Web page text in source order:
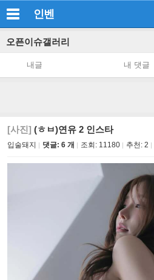
인벤
오픈이슈갤러리
내글 내 댓글
[사진] (ㅎㅂ)연유 2 인스타
입술돼지 댓글: 6 개 조회: 11180 추천: 2